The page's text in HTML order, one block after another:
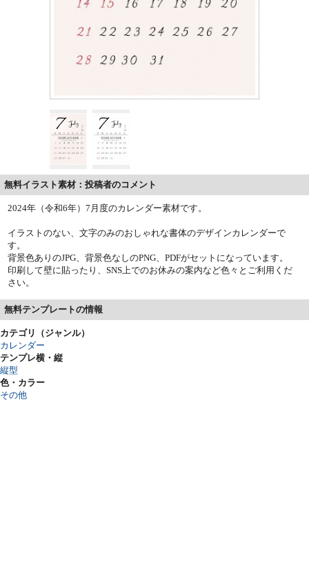
無料イラスト素材：投稿者のコメント
2024年（令和6年）7月度のカレンダー素材です。
イラストのない、文字のみのおしゃれな書体のデザインカレンダーで
す。
背景色ありのJPG、背景色なしのPNG、PDFがセットになっています。
印刷して壁に貼ったり、SNS上でのお休みの案内など色々とご利用くだ
さい。
無料テンプレートの情報
カテゴリ（ジャンル）
カレンダー
テンプレ横・縦
縦型
色・カラー
その他